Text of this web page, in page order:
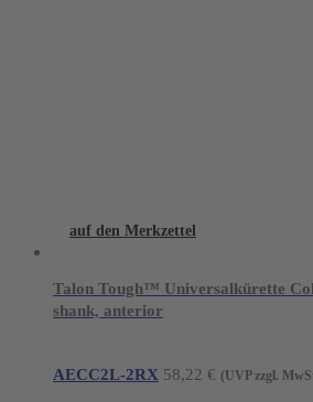
auf den Merkzettel
Talon Tough™ Universalkürette
shank, anterior
AECC2L-2RX 58,22 € (UVP zzgl.